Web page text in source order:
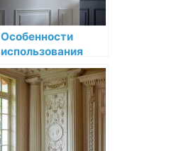
Особенности
использования
декоративной
лепнины в
интерьерах
неоклассицизма